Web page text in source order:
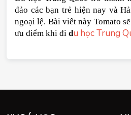
đảo các bạn trẻ hiện nay và
ngoại lệ. Bài viết này Tomato
ưu điểm khi đi du học Trung